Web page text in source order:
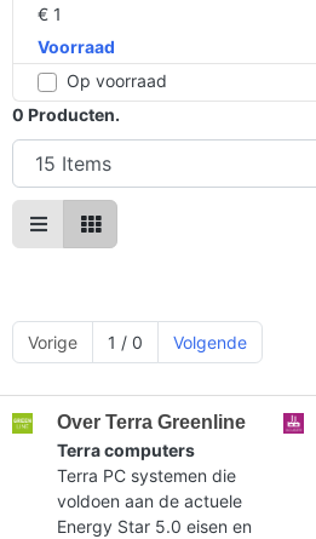
€ 1
Voorraad
Op voorraad
0 Producten.
Vorige 1 / 0 Volgende
Over Terra Greenline
Terra computers
Terra PC systemen die
voldoen aan de actuele
Energy Star 5.0 eisen en